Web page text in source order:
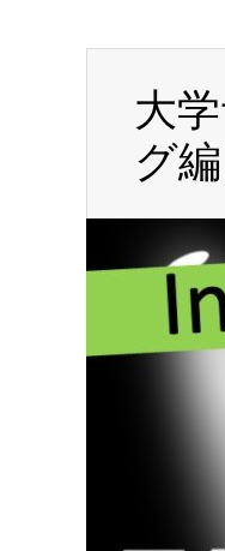
大
グ